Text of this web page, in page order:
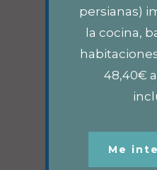
persianas)
la cocina,
48,40€
Me